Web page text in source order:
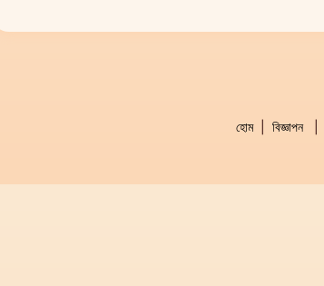
হোম| বিজ্ঞাপন|